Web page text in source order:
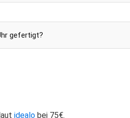
gefertigt?
idealo bei 75€.